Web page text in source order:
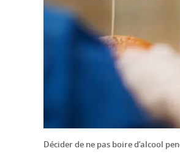
Décider de ne pas boire d’alcool